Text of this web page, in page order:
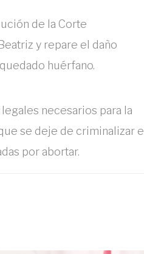
de la Corte
y repare el daño
huérfano.
necesarios para la
se deje de criminalizar el
por abortar.